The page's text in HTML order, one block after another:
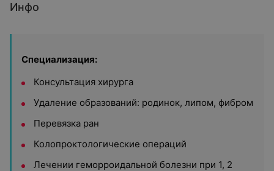
Инфо
Специализация:
Консультация хирурга
Удаление образований: родинок, липом, фибром
Перевязка ран
Колопроктологические операций
Лечении геморроидальной болезни при 1, 2